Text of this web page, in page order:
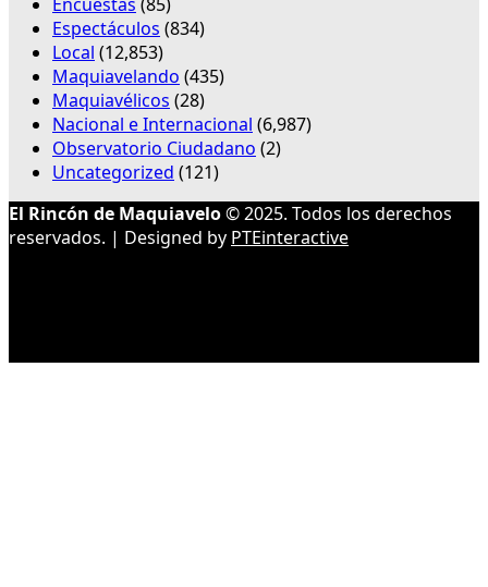
Espectáculos (834)
Local (12,853)
Maquiavelando (435)
Maquiavélicos (28)
Nacional e Internacional (6,987)
Observatorio Ciudadano (2)
Uncategorized (121)
El Rincón de Maquiavelo© 2025. Todos los derechos
reservados. | Designed by PTEinteractive